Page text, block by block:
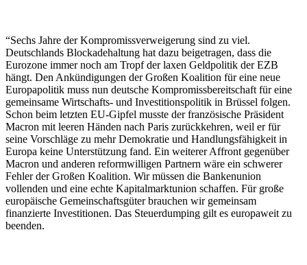
“Sechs Jahre der Kompromissverweigerung sind zu viel.
Deutschlands Blockadehaltung hat dazu beigetragen, dass die
Eurozone immer noch am Tropf der laxen Geldpolitik der EZB
hängt. Den Ankündigungen der Großen Koalition für eine neue
Europapolitik muss nun deutsche Kompromissbereitschaft für eine
gemeinsame Wirtschafts- und Investitionspolitik in Brüssel folgen.
Schon beim letzten EU-Gipfel musste der französische Präsident
Macron mit leeren Händen nach Paris zurückkehren, weil er für
seine Vorschläge zu mehr Demokratie und Handlungsfähigkeit in
Europa keine Unterstützung fand. Ein weiterer Affront gegenüber
Macron und anderen reformwilligen Partnern wäre ein schwerer
Fehler der Großen Koalition. Wir müssen die Bankenunion
vollenden und eine echte Kapitalmarktunion schaffen. Für große
europäische Gemeinschaftsgüter brauchen wir gemeinsam
finanzierte Investitionen. Das Steuerdumping gilt es europaweit zu
beenden.